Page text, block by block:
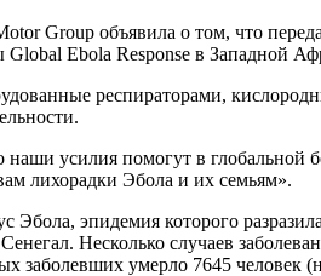
Group объявила о том, что
Ebola Response в Западной
респираторами,
наши усилия помогут в
лихорадки Эбола и их семьям».
Эбола, эпидемия которого
Несколько случаев
заболевших умерло 7645 человек